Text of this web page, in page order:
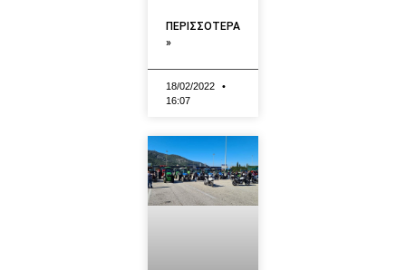
ΠΕΡΙΣΣΟΤΕΡΑ
»
18/02/2022
16:07